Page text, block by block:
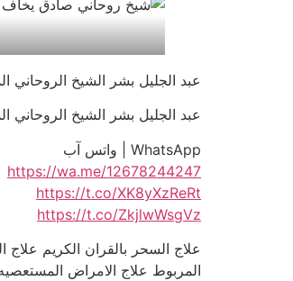
عبد الجليل بشر الشيخ الروحاني
عبد الجليل بشر الشيخ الروحاني المغربي
WhatsApp | واتس آب
https://wa.me/12678244247
https://t.co/XK8yXzReRt
https://t.co/ZkjlwWsgVz
علاج السحر بالقران الكريم
المربوط علاج الامراض